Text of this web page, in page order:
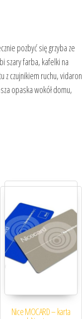
pozbyć się grzyba ze
szary farba, kafelki na
z czujnikiem ruchu, vidaron
opaska wokół domu,
Nice MOCARD – karta